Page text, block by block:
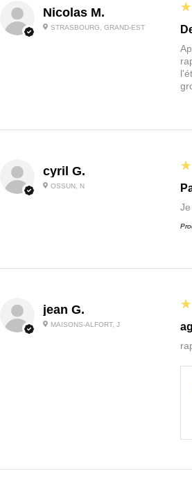
Nicolas M.
STRASBOURG, GRAND-EST
5
cyril G.
OSSUN, N
5
jean G.
MAISONS-ALFORT, J
5